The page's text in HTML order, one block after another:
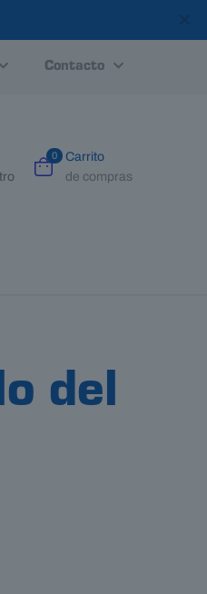
Contacto
0
Carrito
de compras
del